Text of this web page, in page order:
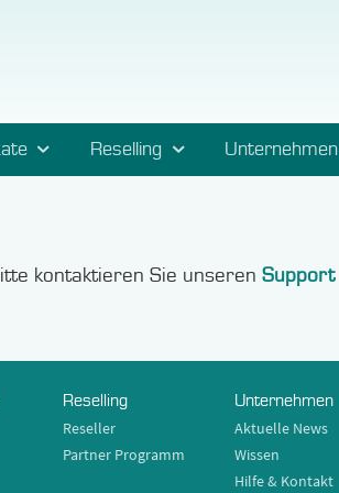
Reselling Unternehmen
kontaktieren Sie unseren Support
Reselling
Reseller
Partner Programm
Unternehmen
Aktuelle News
Wissen
Hilfe & Kontakt